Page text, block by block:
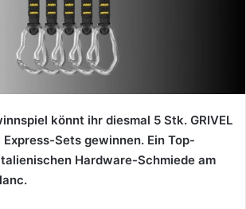
könnt ihr diesmal 5 Stk. GRIVEL
Express-Sets gewinnen. Ein Top-
Hardware-Schmiede am